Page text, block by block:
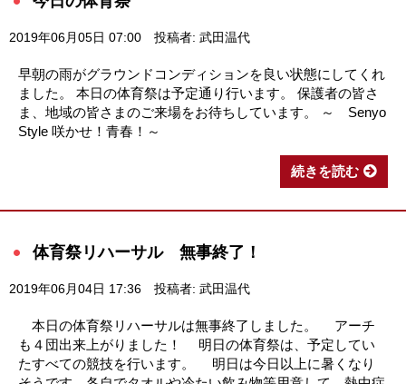
2019年06月05日 07:00 投稿者: 武田温代
早朝の雨がグラウンドコンディションを良い状態にしてくれ
ました。 本日の体育祭は予定通り行います。 保護者の皆さ
ま、地域の皆さまのご来場をお待ちしています。 ～ Senyo
Style 咲かせ！青春！～
続きを読む
体育祭リハーサル 無事終了！
2019年06月04日 17:36 投稿者: 武田温代
本日の体育祭リハーサルは無事終了しました。 アーチ
も４団出来上がりました！ 明日の体育祭は、予定してい
たすべての競技を行います。 明日は今日以上に暑くなり